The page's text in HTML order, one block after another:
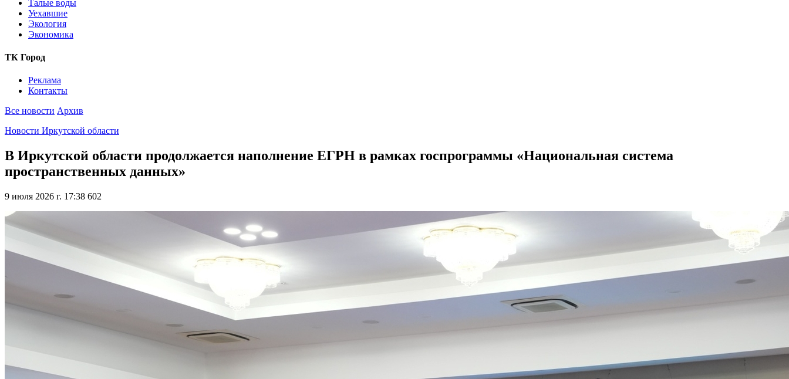
Талые воды
Уехавшие
Экология
Экономика
ТК Город
Реклама
Контакты
Все новости Архив
Новости Иркутской области
В Иркутской области продолжается наполнение ЕГРН в рамках госпрограммы «Национальная система
пространственных данных»
9 июля 2026 г. 17:38 602